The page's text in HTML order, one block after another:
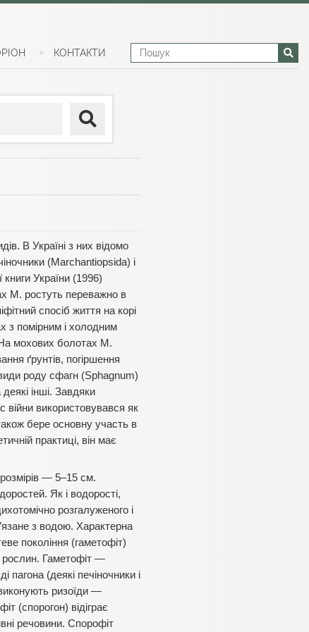
КОНТАКТИ
В Україні з них відомо
(Marchantiopsida) і
України (1996)
М. ростуть переважно в
спосіб життя на корі
з помірним і холодним
На мохових болотах М.
ґрунтів, погіршення
роду сфагн (Sphagnum)
інші. Завдяки
війни використовувався як
бере основну участь в
практиці, він має
— 5–15 см.
Як і водорості,
розгалуженого і
з водою. Характерна
покоління (гаметофіт)
рослин. Гаметофіт —
(деякі печіночники і
ризоїди —
(спорогон) відіграє
речовини. Спорофіт